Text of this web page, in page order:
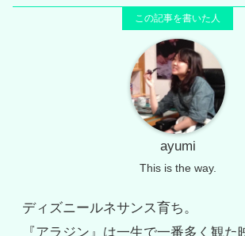
ayumi
This is the way.
ディズニールネサンス育ち。
『アラジン』は一生で一番多く観た